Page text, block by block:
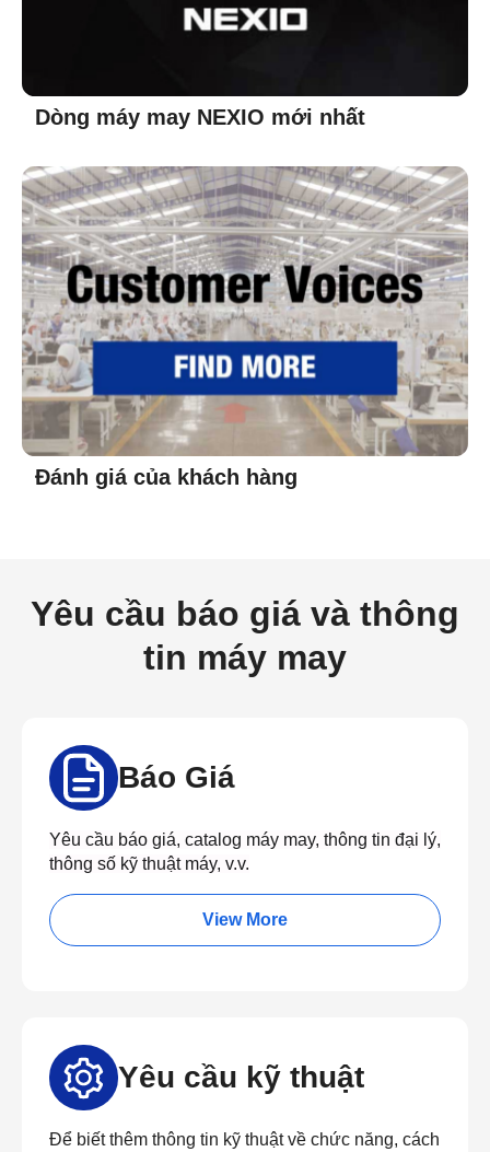
Dòng máy may NEXIO mới nhất
Đánh giá của khách hàng
Yêu cầu báo giá và thông
tin máy may
Báo Giá
Yêu cầu báo giá, catalog máy may, thông tin đại lý,
thông số kỹ thuật máy, v.v.
View More
Yêu cầu kỹ thuật
Để biết thêm thông tin kỹ thuật về chức năng, cách